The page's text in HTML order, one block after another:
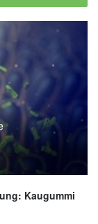
Kaugummi